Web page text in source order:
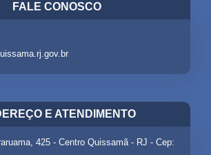
FALE CONOSCO
E ATENDIMENTO
425 - Centro Quissamã - RJ - Cep: